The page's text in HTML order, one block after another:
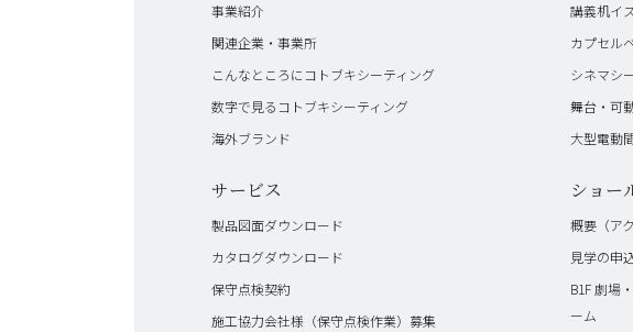
事業紹介
関連企業・事業所
こんなところにコトブキシーティング
数字で見るコトブキシーティング
海外ブランド
講義机イ
カプセル
シネマシ
舞台・可
大型電動
サービス
製品図面ダウンロード
カタログダウンロード
保守点検契約
施工協力会社様（保守点検作業）募集
ショー
概要（ア
見学の申
B1F 劇場
ーム